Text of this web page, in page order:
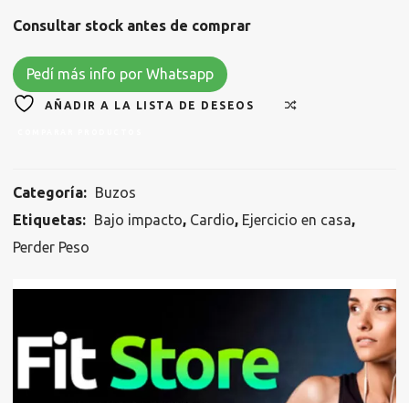
Consultar stock antes de comprar
Pedí más info por Whatsapp
AÑADIR A LA LISTA DE DESEOS
Categoría: Buzos
Etiquetas: Bajo impacto, Cardio, Ejercicio en casa,
Perder Peso